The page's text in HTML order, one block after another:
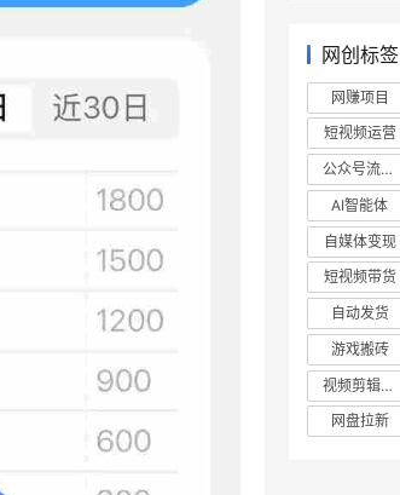
网创标签
网赚项目
短视频运营
公众号流量主
AI智能体
自媒体变现
短视频带货
自动发货
游戏搬砖
视频剪辑教程
网盘拉新